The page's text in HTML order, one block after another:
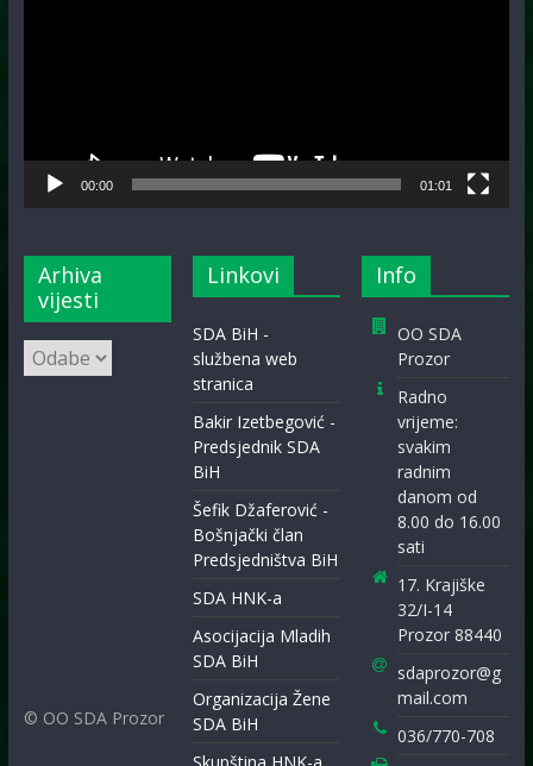
00:00 01:01
Arhiva
vijesti
Arhiva
vijesti
© OO SDA Prozor
Linkovi
SDA BiH -
službena web
stranica
Bakir Izetbegović -
Predsjednik SDA
BiH
Šefik Džaferović -
Bošnjački član
Predsjedništva BiH
SDA HNK-a
Asocijacija Mladih
SDA BiH
Organizacija Žene
SDA BiH
Info
OO SDA
Prozor
Radno
vrijeme:
svakim
radnim
danom od
8.00 do 16.00
sati
17. Krajiške
32/I-14
Prozor 88440
sdaprozor@g
mail.com
036/770-708